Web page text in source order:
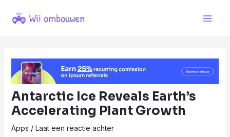
naar
Antarctic Ice Reveals Earth’s
Accelerating Plant Growth
Apps / Laat een reactie achter